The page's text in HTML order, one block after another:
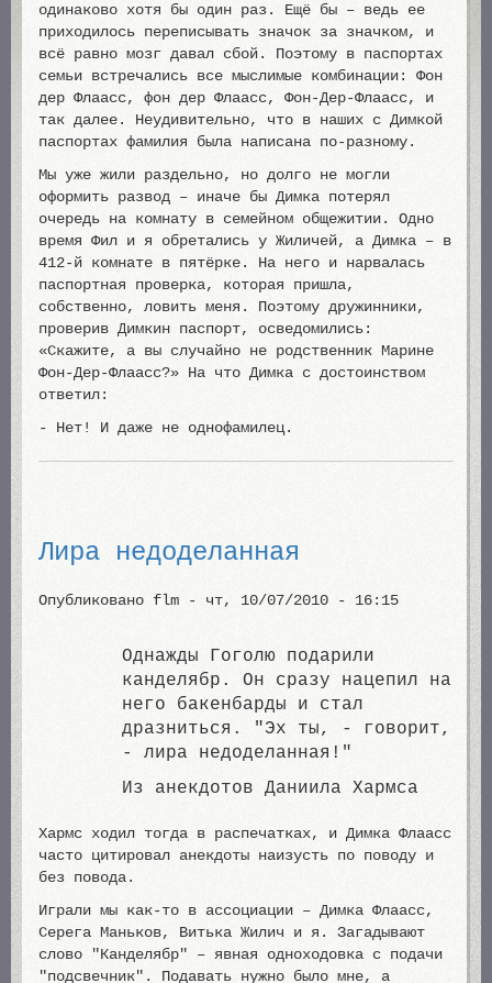
одинаково хотя бы один раз. Ещё бы – ведь ее
приходилось переписывать значок за значком, и
всё равно мозг давал сбой. Поэтому в паспортах
семьи встречались все мыслимые комбинации: Фон
дер Флаасс, фон дер Флаасс, Фон-Дер-Флаасс, и
так далее. Неудивительно, что в наших с Димкой
паспортах фамилия была написана по-разному.
Мы уже жили раздельно, но долго не могли
оформить развод – иначе бы Димка потерял
очередь на комнату в семейном общежитии. Одно
время Фил и я обретались у Жиличей, а Димка – в
412-й комнате в пятёрке. На него и нарвалась
паспортная проверка, которая пришла,
собственно, ловить меня. Поэтому дружинники,
проверив Димкин паспорт, осведомились:
«Скажите, а вы случайно не родственник Марине
Фон-Дер-Флаасс?» На что Димка с достоинством
ответил:
- Нет! И даже не однофамилец.
Лира недоделанная
Опубликовано flm - чт, 10/07/2010 - 16:15
Однажды Гоголю подарили
канделябр. Он сразу нацепил на
него бакенбарды и стал
дразниться. "Эх ты, - говорит,
- лиpа недоделанная!"
Из анекдотов Даниила Хармса
Хармс ходил тогда в распечатках, и Димка Флаасс
часто цитировал анекдоты наизусть по поводу и
без повода.
Играли мы как-то в ассоциации – Димка Флаасс,
Серега Маньков, Витька Жилич и я. Загадывают
слово "Канделябр" – явная одноходовка с подачи
"подсвечник". Подавать нужно было мне, а